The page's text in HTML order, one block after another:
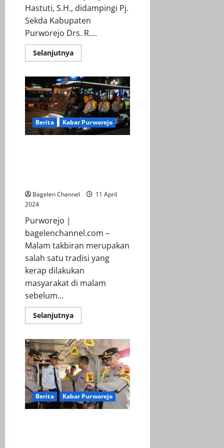
Hastuti, S.H., didampingi Pj.
Sekda Kabupaten
Purworejo Drs. R....
SelanjutnyaRead
more
Ribuan
Jamaah,
Yuli
Hastuti
Shalat
Ied
di
Masjid
Agung
Berita Kabar Purworejo
Bagelen Channel
11 April
2024
Purworejo |
bagelenchannel.com –
Malam takbiran merupakan
salah satu tradisi yang
kerap dilakukan
masyarakat di malam
sebelum...
SelanjutnyaRead
more
Takbiran,
Puluhan
Ranmor
Berknalpot
Tidak
Sesuai
Spesifikasi
Diamankan
Polisi
Berita Kabar Purworejo